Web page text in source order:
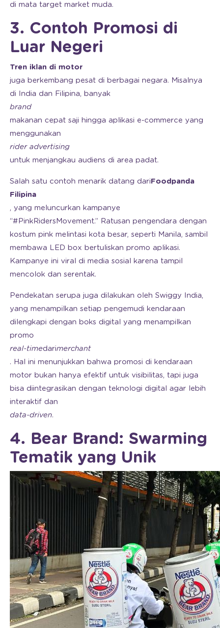
di mata target market muda.
3. Contoh Promosi di
Luar Negeri
Tren iklan di motor
juga berkembang pesat di berbagai negara. Misalnya
di India dan Filipina, banyak
brand
makanan cepat saji hingga aplikasi e-commerce yang
menggunakan
rider advertising
untuk menjangkau audiens di area padat.
Salah satu contoh menarik datang dariFoodpanda
Filipina
, yang meluncurkan kampanye
“#PinkRidersMovement.” Ratusan pengendara dengan
kostum pink melintasi kota besar, seperti Manila, sambil
membawa LED box bertuliskan promo aplikasi.
Kampanye ini viral di media sosial karena tampil
mencolok dan serentak.
Pendekatan serupa juga dilakukan oleh Swiggy India,
yang menampilkan setiap pengemudi kendaraan
dilengkapi dengan boks digital yang menampilkan
promo
real-timedarimerchant
. Hal ini menunjukkan bahwa promosi di kendaraan
motor bukan hanya efektif untuk visibilitas, tapi juga
bisa diintegrasikan dengan teknologi digital agar lebih
interaktif dan
data-driven.
4. Bear Brand: Swarming
Tematik yang Unik